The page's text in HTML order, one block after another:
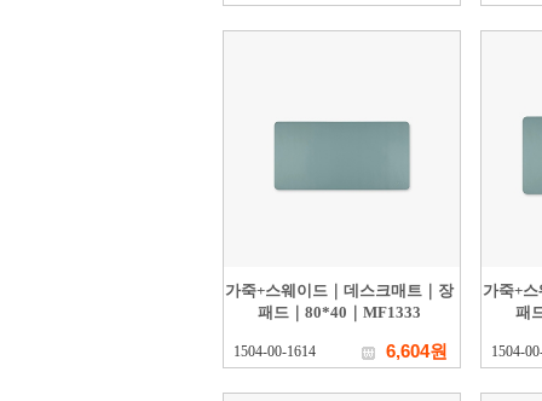
가죽+스웨이드｜데스크매트｜장
패드｜80*40｜MF1333
1504-00-1614 6,604원
가죽+
패
1504-